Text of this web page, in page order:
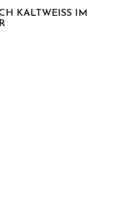
KALTWEISS IM G